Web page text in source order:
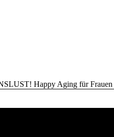
Happy Aging für Frauen